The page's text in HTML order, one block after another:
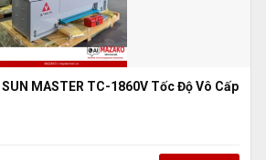
MASTER TC-1860V Tốc Độ Vô Cấp